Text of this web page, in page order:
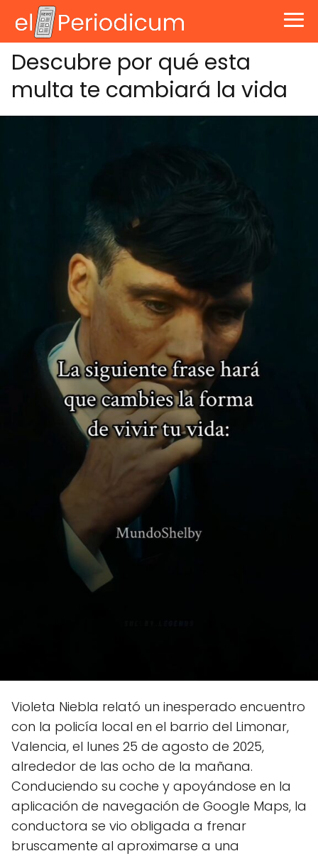
Descubre por qué esta
multa te cambiará la vida
Violeta Niebla relató un inesperado encuentro
con la policía local en el barrio del Limonar,
Valencia, el lunes 25 de agosto de 2025,
alrededor de las ocho de la mañana.
Conduciendo su coche y apoyándose en la
aplicación de navegación de Google Maps, la
conductora se vio obligada a frenar
bruscamente al aproximarse a una